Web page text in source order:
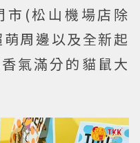
市(松山機場店除
周邊以及全新起
氣滿分的貓鼠大